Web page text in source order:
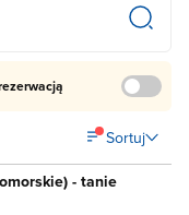
Sortuj
- tanie